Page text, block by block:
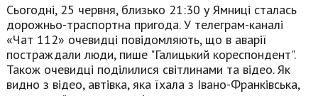
Сьогодні, 25 червня, близько 21:30 у Ямниці сталась
дорожньо-траспортна пригода. У телеграм-каналі
«Чат 112» очевидці повідомляють, що в аварії
постраждали люди, пише "Галицький кореспондент".
Також очевидці поділилися світлинами та відео. Як
видно з відео, автівка, яка їхала з Івано-Франківська,